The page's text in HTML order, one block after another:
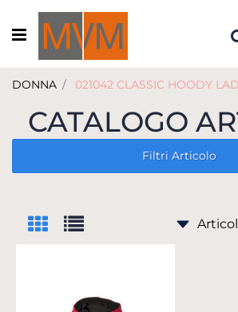
Open menu
DONNA 021042 CLASSIC HOODY
CATALOGO
Filtri Articolo